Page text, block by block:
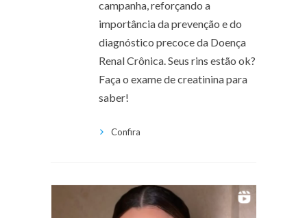
campanha, reforçando a
importância da prevenção e do
diagnóstico precoce da Doença
Renal Crônica. Seus rins estão ok?
Faça o exame de creatinina para
saber!
Confira